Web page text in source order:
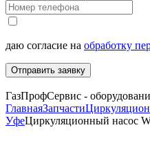
даю согласие на обработку
Отправить заявку
ГазПрофСервис -
ГлавнаяЗапчасти
УфеЦиркуляционный насос